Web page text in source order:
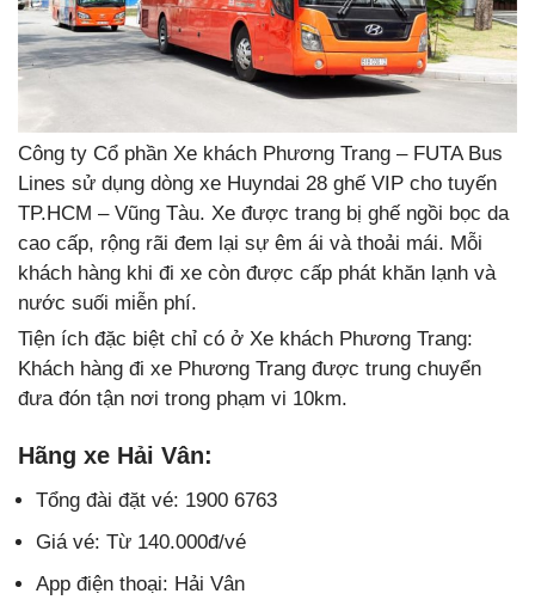
Công ty Cổ phần Xe khách Phương Trang – FUTA Bus
Lines sử dụng dòng xe Huyndai 28 ghế VIP cho tuyến
TP.HCM – Vũng Tàu. Xe được trang bị ghế ngồi bọc da
cao cấp, rộng rãi đem lại sự êm ái và thoải mái. Mỗi
khách hàng khi đi xe còn được cấp phát khăn lạnh và
nước suối miễn phí.
Tiện ích đặc biệt chỉ có ở Xe khách Phương Trang:
Khách hàng đi xe Phương Trang được trung chuyển
đưa đón tận nơi trong phạm vi 10km.
Hãng xe Hải Vân:
Tổng đài đặt vé: 1900 6763
Giá vé: Từ 140.000đ/vé
App điện thoại: Hải Vân